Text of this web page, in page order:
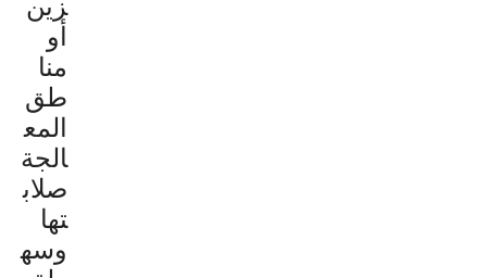
زين
أو
منا
طق
المع
الجة
صلاب
تها
وسه